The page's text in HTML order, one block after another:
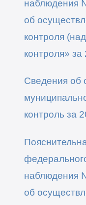
наблюдения
об
контроля
контроля» за
Сведения об
контроль за
наблюдения
об